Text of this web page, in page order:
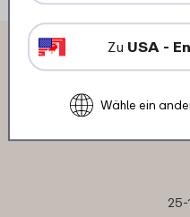
Das sagen
Set
25-
Zu USA -